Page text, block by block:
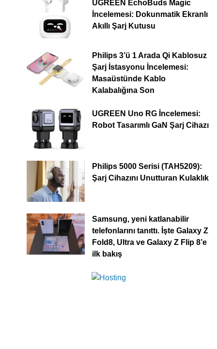
UGREEN EchoBuds Magic
İncelemesi: Dokunmatik Ekranlı
Akıllı Şarj Kutusu
Philips 3’ü 1 Arada Qi Kablosuz
Şarj İstasyonu İncelemesi:
Masaüstünde Kablo
Kalabalığına Son
UGREEN Uno RG İncelemesi:
Robot Tasarımlı GaN Şarj Cihazı
Philips 5000 Serisi (TAH5209):
Şarj Cihazını Unutturan Kulaklık
Samsung, yeni katlanabilir
telefonlarını tanıttı. İşte Galaxy Z
Fold8, Ultra ve Galaxy Z Flip 8’e
ilk bakış